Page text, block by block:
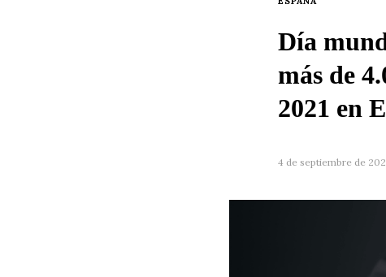
Día
más de
2021 en
4 de septiembre de